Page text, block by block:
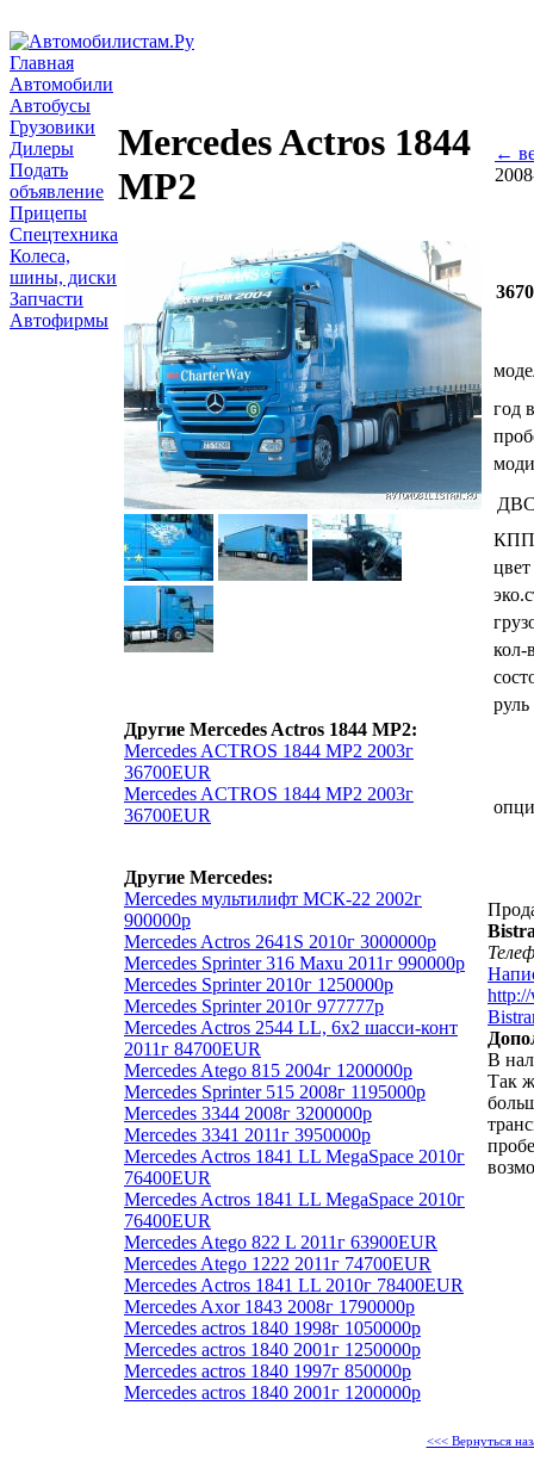
Главная
Автомобили
Автобусы
Грузовики
Дилеры
Подать
объявление
Прицепы
Спецтехника
Колеса,
шины, диски
Запчасти
Автофирмы
Mercedes Actros 1844
MP2
←
Другие Mercedes Actros 1844 MP2:
Mercedes ACTROS 1844 MP2 2003г
36700EUR
Mercedes ACTROS 1844 MP2 2003г
36700EUR
Другие Mercedes:
Mercedes мультилифт МСК-22 2002г
900000р
Mercedes Actros 2641S 2010г 3000000р
Mercedes Sprinter 316 Maxu 2011г 990000р
Mercedes Sprinter 2010г 1250000р
Mercedes Sprinter 2010г 977777р
Mercedes Actros 2544 LL, 6х2 шасси-конт
2011г 84700EUR
Mercedes Atego 815 2004г 1200000р
Mercedes Sprinter 515 2008г 1195000р
Mercedes 3344 2008г 3200000р
Mercedes 3341 2011г 3950000р
Mercedes Actros 1841 LL MegaSpace 2010г
76400EUR
Mercedes Actros 1841 LL MegaSpace 2010г
76400EUR
Mercedes Atego 822 L 2011г 63900EUR
Mercedes Atego 1222 2011г 74700EUR
Mercedes Actros 1841 LL 2010г 78400EUR
Mercedes Axor 1843 2008г 1790000р
Mercedes actros 1840 1998г 1050000р
Mercedes actros 1840 2001г 1250000р
Mercedes actros 1840 1997г 850000р
Mercedes actros 1840 2001г 1200000р
год
КПП
цвет
кол-
руль
В
Так
<<< Вернуться